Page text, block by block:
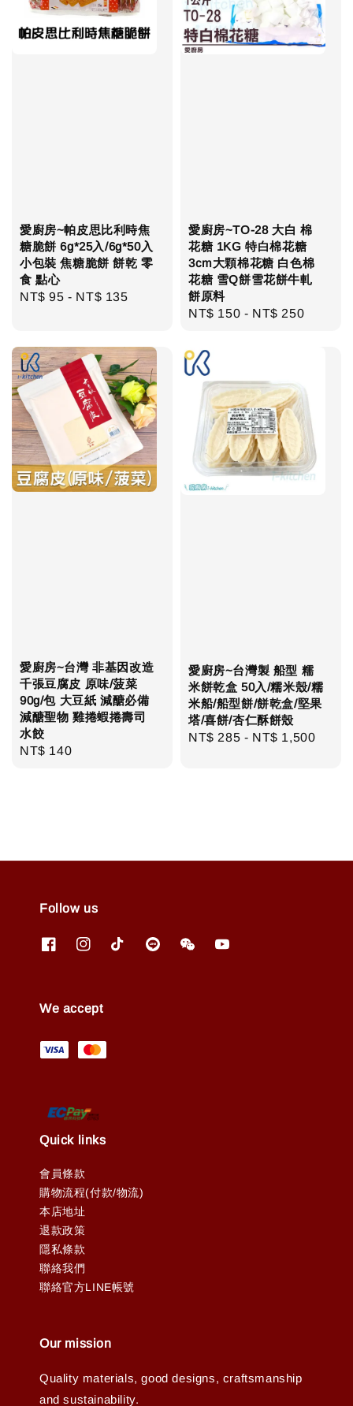
愛廚房~帕皮思比利時焦
糖脆餅 6g*25入/6g*50入
小包裝 焦糖脆餅 餅乾 零
食 點心
Regular
NT$ 95 - NT$ 135
愛廚房~TO-28 大白 棉
花糖 1KG 特白棉花糖
3cm大顆棉花糖 白色棉
花糖 雪Q餅雪花餅牛軋
餅原料
Regular
NT$ 150 - NT$ 250
愛廚房~台灣 非基因改造
千張豆腐皮 原味/菠菜
90g/包 大豆紙 減醣必備
減醣聖物 雞捲蝦捲壽司
水餃
Regular
NT$ 140
愛廚房~台灣製 船型 糯
米餅乾盒 50入/糯米殼/糯
米船/船型餅/餅乾盒/堅果
塔/喜餅/杏仁酥餅殼
Regular
NT$ 285 - NT$ 1,500
Follow us
We accept
Quick links
會員條款
購物流程(付款/物流)
本店地址
退款政策
隱私條款
聯絡我們
聯絡官方LINE帳號
Our mission
Quality materials, good designs, craftsmanship
and sustainability.